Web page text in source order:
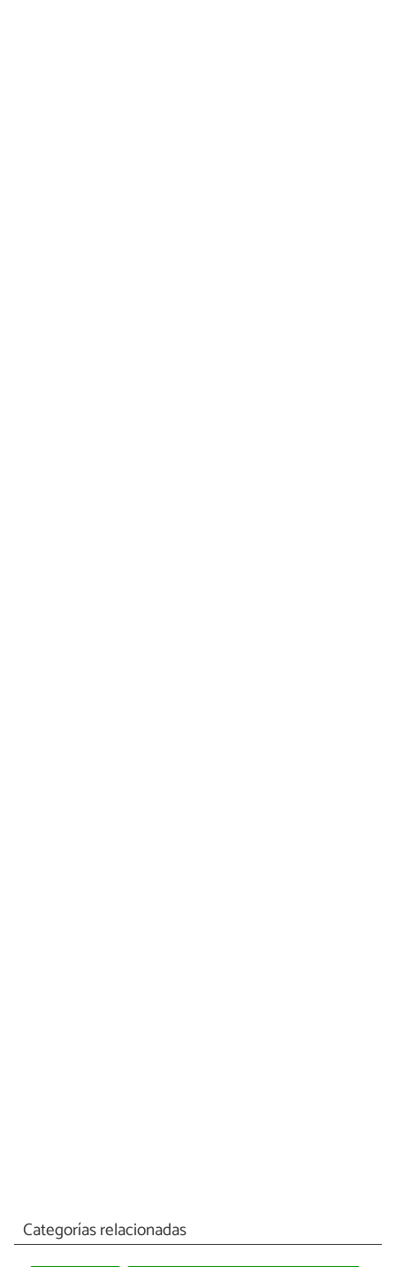
Categorías relacionadas